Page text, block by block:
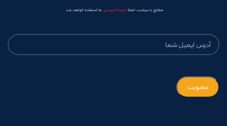
مطابق با سیاست حفظحریم خصوصی ما استفاده خواهد شد